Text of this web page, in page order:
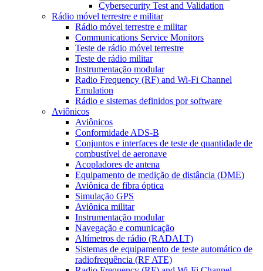
Cybersecurity Test and Validation
Rádio móvel terrestre e militar
Rádio móvel terrestre e militar
Communications Service Monitors
Teste de rádio móvel terrestre
Teste de rádio militar
Instrumentação modular
Radio Frequency (RF) and Wi-Fi Channel
Emulation
Rádio e sistemas definidos por software
Aviônicos
Aviônicos
Conformidade ADS-B
Conjuntos e interfaces de teste de quantidade de
combustível de aeronave
Acopladores de antena
Equipamento de medição de distância (DME)
Aviônica de fibra óptica
Simulação GPS
Aviônica militar
Instrumentação modular
Navegação e comunicação
Altímetros de rádio (RADALT)
Sistemas de equipamento de teste automático de
radiofrequência (RF ATE)